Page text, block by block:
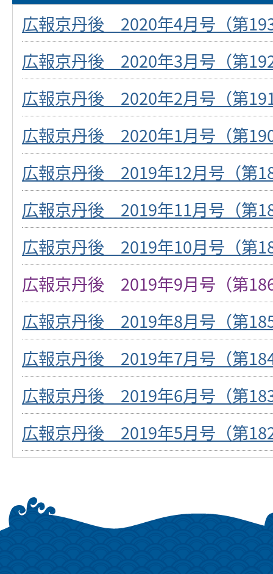
広報京丹後 2020年4月号（第
広報京丹後 2020年3月号（第
広報京丹後 2020年2月号（第
広報京丹後 2020年1月号（第
広報京丹後 2019年12月号（第
広報京丹後 2019年11月号（第
広報京丹後 2019年10月号（第
広報京丹後 2019年9月号（第
広報京丹後 2019年8月号（第
広報京丹後 2019年7月号（第
広報京丹後 2019年6月号（第
広報京丹後 2019年5月号（第